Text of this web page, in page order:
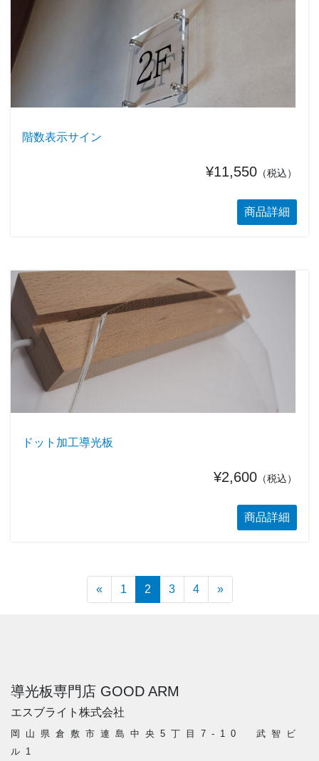
階数表示サイン
¥11,550 （税込）
商品詳細
ドット加工導光板
¥2,600 （税込）
商品詳細
投稿ナビゲーション
« 1 2 3 4 »
導光板専門店 GOOD ARM
エスブライト株式会社
岡山県倉敷市連島中央5丁目7-10 武智ビ
ル1